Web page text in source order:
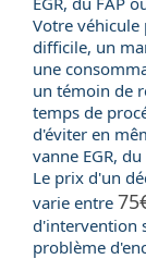
Votre véhicule
difficile, un
une
un témoin de
temps de
d'éviter en
vanne EGR,
Le prix d'un
varie entre
d'intervention
problème